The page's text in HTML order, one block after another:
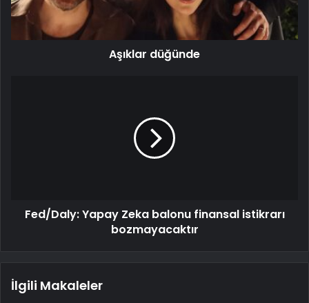
Aşıklar düğünde
Fed/Daly: Yapay Zeka balonu finansal istikrarı
bozmayacaktır
İlgili Makaleler